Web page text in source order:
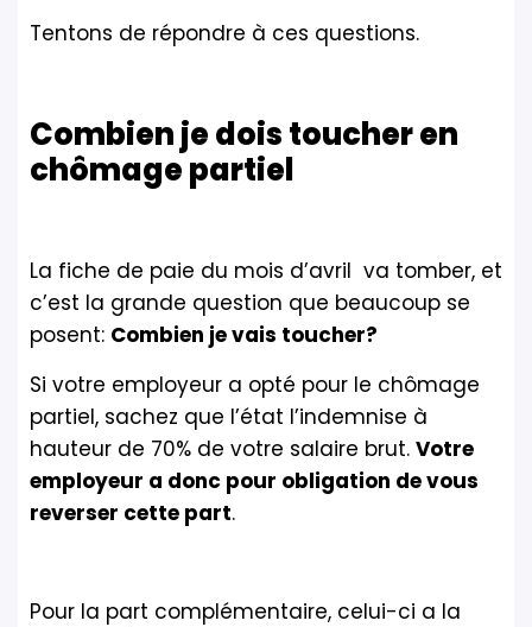
Tentons de répondre à ces questions.
Combien je dois toucher en
chômage partiel
La fiche de paie du mois d’avril va tomber, et
c’est la grande question que beaucoup se
posent: Combien je vais toucher?
Si votre employeur a opté pour le chômage
partiel, sachez que l’état l’indemnise à
hauteur de 70% de votre salaire brut. Votre
employeur a donc pour obligation de vous
reverser cette part.
Pour la part complémentaire, celui-ci a la